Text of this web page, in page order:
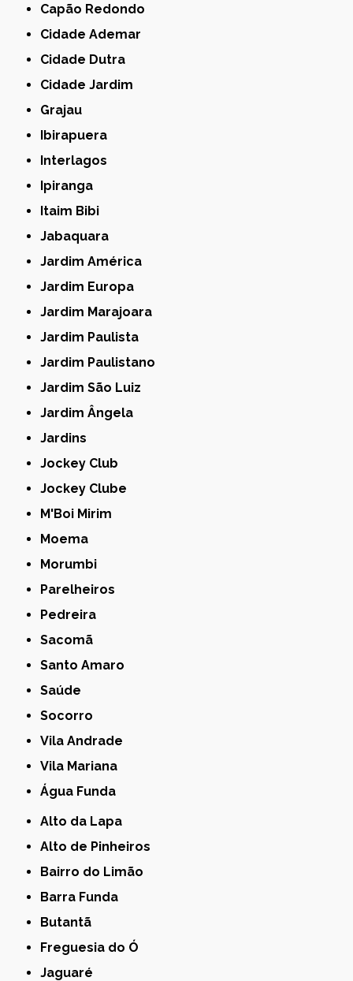
Capão Redondo
Cidade Ademar
Cidade Dutra
Cidade Jardim
Grajau
Ibirapuera
Interlagos
Ipiranga
Itaim Bibi
Jabaquara
Jardim América
Jardim Europa
Jardim Marajoara
Jardim Paulista
Jardim Paulistano
Jardim São Luiz
Jardim Ângela
Jardins
Jockey Club
Jockey Clube
M'Boi Mirim
Moema
Morumbi
Parelheiros
Pedreira
Sacomã
Santo Amaro
Saúde
Socorro
Vila Andrade
Vila Mariana
Água Funda
Alto da Lapa
Alto de Pinheiros
Bairro do Limão
Barra Funda
Butantã
Freguesia do Ó
Jaguaré